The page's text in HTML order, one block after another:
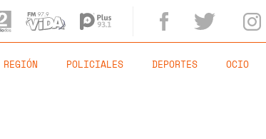
REGIÓN POLICIALES DEPORTES OCIO